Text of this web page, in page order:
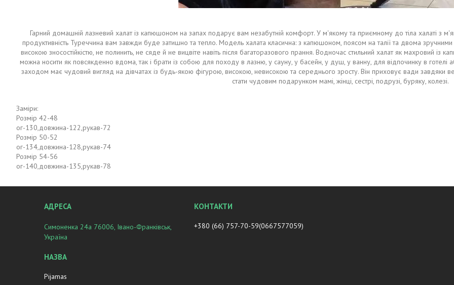
Гарний домашній лазневий халат із капюшоном на запах подарує вам незабутній комфорт. У м'якому та приємному до тіла халаті з
продуктивність Туреччина вам завжди буде затишно та тепло. Модель халата класична: з капюшоном, поясом на талії та двома
високою зносостійкістю, не полинить, не сяде й не вицвіте навіть після багаторазового прання. Водночас стильний халат як махровий
можна носити як повсякденно вдома, так і брати із собою для походу в лазню, у сауну, у басейн, у душ, у ванну, для відпочинку в готелі
заходом має чудовий вигляд на дівчатах із будь-якою фігурою, високою, невисокою та середнього зросту. Він приховує вади завдяки
стати чудовим подарунком мамі, жінці, сестрі, подрузі, буряку, колезі.
Заміри:
Розмір 42-48
ог-130,довжина-122,рукав-72
Розмір 50-52
ог-134,довжина-128,рукав-74
Розмір 54-56
ог-140,довжина-135,рукав-78
Симоненка 24а 76006, Івано-Франківськ,
Україна
Pijamas
+380 (66) 757-70-59 0667577059